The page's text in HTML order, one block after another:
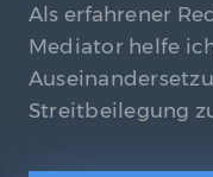
Als erfahrener
Mediator helfe
Streitbeilegung